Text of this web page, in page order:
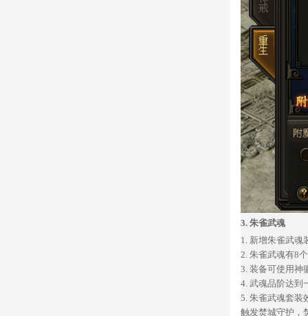
3. 朱雀武魂
1. 新增朱雀武魂
2. 朱雀武魂有8
3. 装备可使用神
4. 武魂品阶达到
5. 朱雀武魂套装
触发焚城守护，